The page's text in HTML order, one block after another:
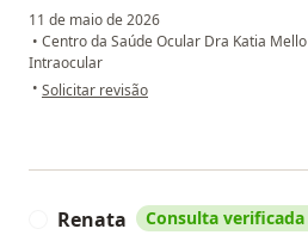
11 de maio de 2026
• Centro da Saúde Ocular Dra Katia Mello
Intraocular
• na opinião do utilizador Marcelo Rosa
Solicitar revisão
Renata Consulta verificada